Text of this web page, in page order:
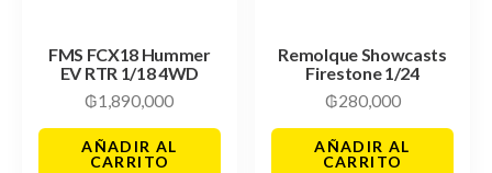
FMS FCX18 Hummer
EV RTR 1/18 4WD
₲1,890,000
AÑADIR AL
CARRITO
Remolque Showcasts
Firestone 1/24
₲280,000
AÑADIR AL
CARRITO